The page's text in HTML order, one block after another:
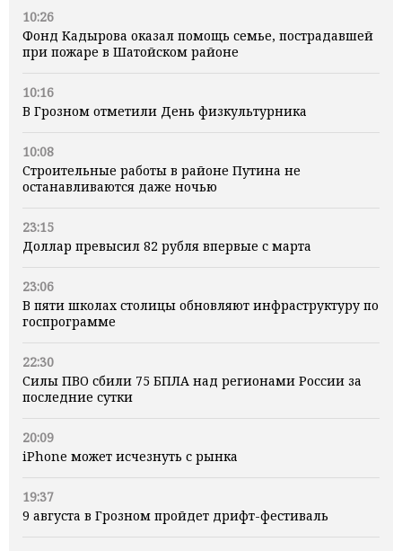
10:26
Фонд Кадырова оказал помощь семье, пострадавшей
при пожаре в Шатойском районе
10:16
В Грозном отметили День физкультурника
10:08
Строительные работы в районе Путина не
останавливаются даже ночью
23:15
Доллар превысил 82 рубля впервые с марта
23:06
В пяти школах столицы обновляют инфраструктуру по
госпрограмме
22:30
Силы ПВО сбили 75 БПЛА над регионами России за
последние сутки
20:09
iPhone может исчезнуть с рынка
19:37
9 августа в Грозном пройдет дрифт-фестиваль